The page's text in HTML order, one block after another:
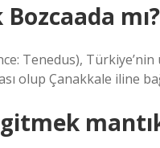
mı?
Tenedus),
olup Çanakkale iline